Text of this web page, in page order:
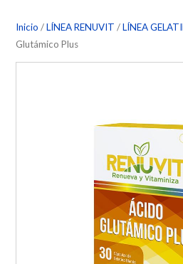
Inicio /LÍNEA RENUVIT /LÍNEA
Glutámico Plus